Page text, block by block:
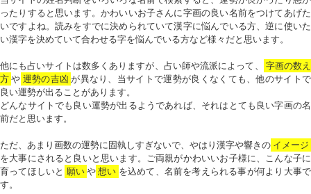
ったりすると思います。かわいいお子さんに字画の良い名前をつけてあげた
いですよね。読みをすでに決められていて漢字に悩んでいる方、逆に使いた
い漢字を決めていて合わせる字を悩んでいる方など様々だと思います。
他にも占いサイトは数多くありますが、占い師や流派によって、
字画の数え
方 や 運勢の吉凶 が異なり、当サイトで運勢が良くなくても、他のサイトで
良い運勢が出ることがあります。
どんなサイトでも良い運勢が出るようであれば、それはとても良い字画の名
前だと思います。
ただ、あまり画数の運勢に固執しすぎないで、やはり漢字や響きの イメージ
を大事にされると良いと思います。ご両親がかわいいお子様に、こんな子に
育ってほしいと 願い や 想い を込めて、名前を考えられる事が何より大事で
す。